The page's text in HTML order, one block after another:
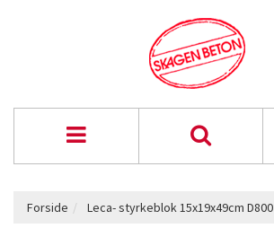
Forside Leca- styrkeblok 15x19x49cm D800